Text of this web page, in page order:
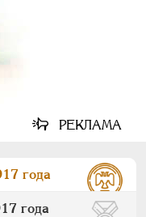
РЕКЛАМА
года
года